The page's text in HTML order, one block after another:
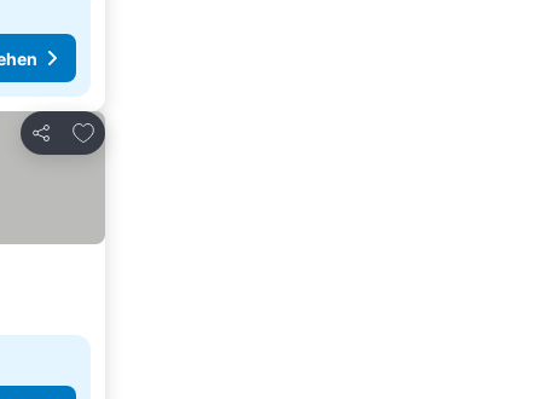
Teilen
Zu Favoriten hinzufügen